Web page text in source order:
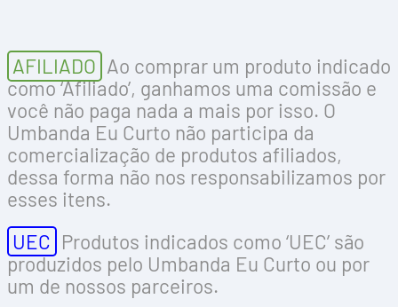
AFILIADO Ao comprar um produto indicado
como ‘Afiliado’, ganhamos uma comissão e
você não paga nada a mais por isso. O
Umbanda Eu Curto não participa da
comercialização de produtos afiliados,
dessa forma não nos responsabilizamos por
esses itens.
UEC Produtos indicados como ‘UEC’ são
produzidos pelo Umbanda Eu Curto ou por
um de nossos parceiros.